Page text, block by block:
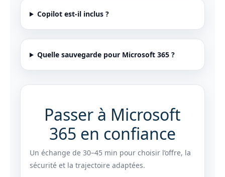
Copilot est‑il inclus ?
Quelle sauvegarde pour Microsoft 365 ?
Passer à Microsoft
365 en confiance
Un échange de 30–45 min pour choisir l’offre, la
sécurité et la trajectoire adaptées.